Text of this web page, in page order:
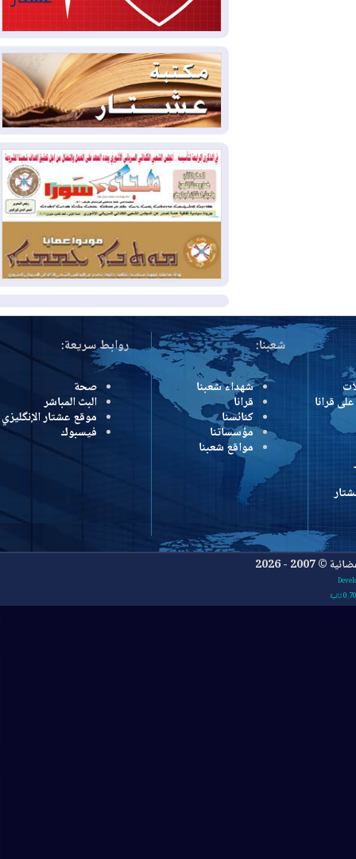
2026-08-04
بيترو يشكو تزوير الانتخابات
الرئاسية ويحذر من "حرب أهلية" في
كولومبيا
2026-08-03رئيس إقليم كوردستان في
دمشق في زيارة رسمية
2026-08-03العراق يؤكد مجدداً التزامه
بمنع الهجمات على الدول المجاورة
2026-08-03
العجز والاقتراض يطوقان
المالية العراقية.. اقتراض يتجاوز 3 تريليونات
دينار!
2026-08-03كوبا تغرق في الظلام مجددا
وانهيار الشبكة الكهربائية
المزيد
شعبنا:
شهداء شعبنا
قرانا
كنائسنا
مؤسساتنا
مواقع شعبنا
روابط سريعة:
صحة
البث المباشر
موقع عشتار الإنگليزي
فيسبوك
2026